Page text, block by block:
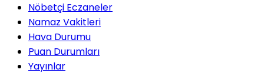
Nöbetçi Eczaneler
Namaz Vakitleri
Hava Durumu
Puan Durumları
Yayınlar